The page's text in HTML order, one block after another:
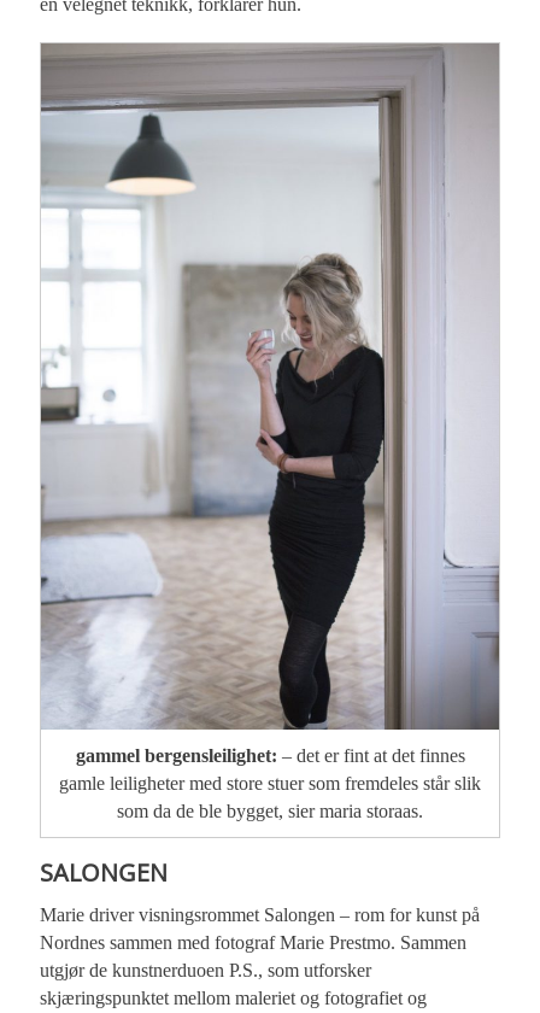
en velegnet teknikk, forklarer hun.
gammel bergensleilighet: – det er fint at det finnes
gamle leiligheter med store stuer som fremdeles står slik
som da de ble bygget, sier maria storaas.
SALONGEN
Marie driver visningsrommet Salongen – rom for kunst på
Nordnes sammen med fotograf Marie Prestmo. Sammen
utgjør de kunstnerduoen P.S., som utforsker
skjæringspunktet mellom maleriet og fotografiet og